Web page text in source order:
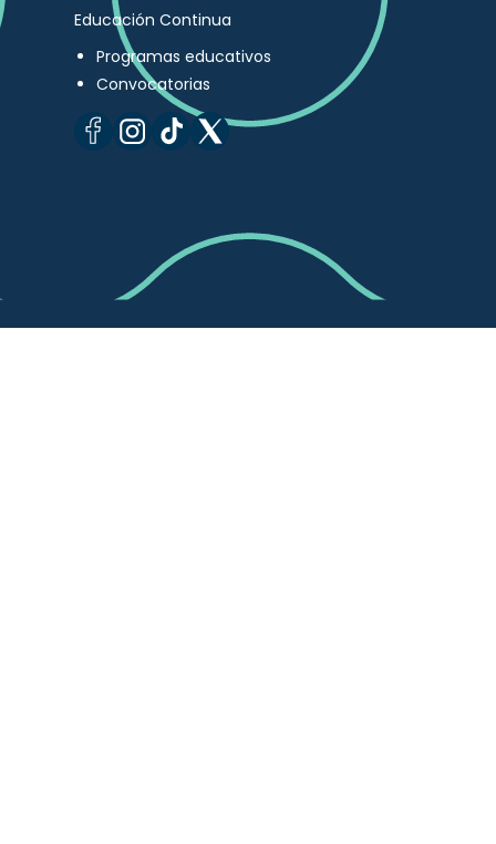
Educación Continua
Programas educativos
Convocatorias